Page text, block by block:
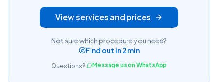
View services and prices
Not sure which procedure you need?
Find out in 2 min
Questions? Message us on WhatsApp